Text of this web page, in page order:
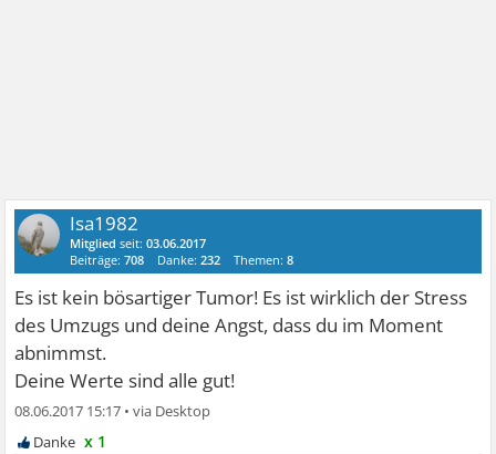
Isa1982
Mitglied seit:03.06.2017
Beiträge:708 Danke:232 Themen:8
Es ist kein bösartiger Tumor! Es ist wirklich der Stress
des Umzugs und deine Angst, dass du im Moment
abnimmst.
Deine Werte sind alle gut!
08.06.2017 15:17 •
x 1